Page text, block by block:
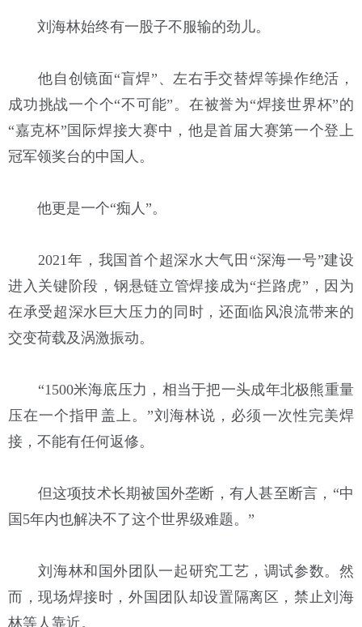
刘海林始终有一股子不服输的劲儿。
他自创镜面“盲焊”、左右手交替焊等操作绝活，
成功挑战一个个“不可能”。在被誉为“焊接世界杯”的
“嘉克杯”国际焊接大赛中，他是首届大赛第一个登上
冠军领奖台的中国人。
他更是一个“痴人”。
2021年，我国首个超深水大气田“深海一号”建设
进入关键阶段，钢悬链立管焊接成为“拦路虎”，因为
在承受超深水巨大压力的同时，还面临风浪流带来的
交变荷载及涡激振动。
“1500米海底压力，相当于把一头成年北极熊重量
压在一个指甲盖上。”刘海林说，必须一次性完美焊
接，不能有任何返修。
但这项技术长期被国外垄断，有人甚至断言，“中
国5年内也解决不了这个世界级难题。”
刘海林和国外团队一起研究工艺，调试参数。然
而，现场焊接时，外国团队却设置隔离区，禁止刘海
林等人靠近。